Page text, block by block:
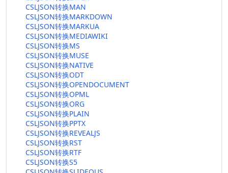
CSLJSON转换MAN
CSLJSON转换MARKDOWN
CSLJSON转换MARKUA
CSLJSON转换MEDIAWIKI
CSLJSON转换MS
CSLJSON转换MUSE
CSLJSON转换NATIVE
CSLJSON转换ODT
CSLJSON转换OPENDOCUMENT
CSLJSON转换OPML
CSLJSON转换ORG
CSLJSON转换PLAIN
CSLJSON转换PPTX
CSLJSON转换REVEALJS
CSLJSON转换RST
CSLJSON转换RTF
CSLJSON转换S5